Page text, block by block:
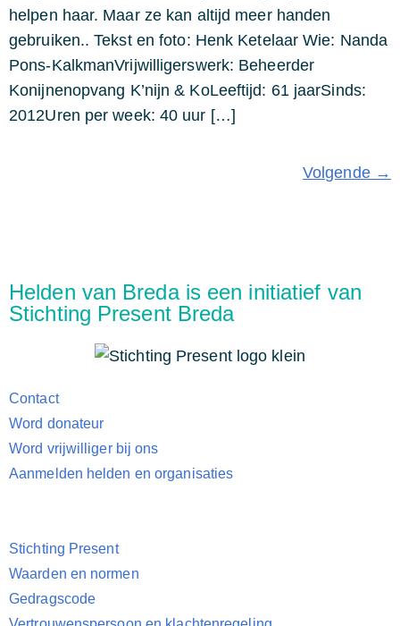
helpen haar. Maar ze kan altijd meer handen
gebruiken.. Tekst en foto: Henk Ketelaar Wie: Nanda
Pons-KalkmanVrijwilligerswerk: Beheerder
Konijnenopvang K’nijn & KoLeeftijd: 61 jaarSinds:
2012Uren per week: 40 uur […]
Volgende →
Helden van Breda is een initiatief van
Stichting Present Breda
Contact
Word donateur
Word vrijwilliger bij ons
Aanmelden helden en organisaties
Stichting Present
Waarden en normen
Gedragscode